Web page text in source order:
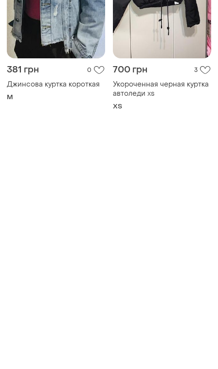
381 грн 0
Джинсова куртка короткая
M
700 грн 3
Укороченная черная куртка
автоледи xs
ХS